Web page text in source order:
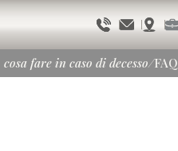
cosa fare in caso di decesso/FAQ